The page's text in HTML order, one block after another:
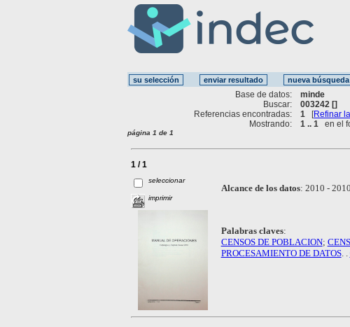
Base de datos:
minde
Buscar:
003242 []
Referencias encontradas:
1 [Refinar
Mostrando:
1 .. 1 en el
página 1 de 1
1 / 1
seleccionar
imprimir
Alcance de los datos: 2010 - 2010
Palabras claves:
CENSOS DE POBLACION;
PROCESAMIENTO DE DATOS. .